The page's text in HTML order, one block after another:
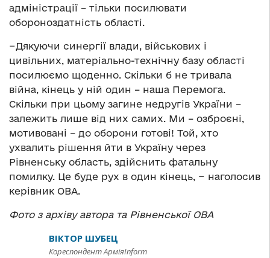
адміністрації – тільки посилювати
обороноздатність області.
−Дякуючи синергії влади, військових і
цивільних, матеріально-технічну базу області
посилюємо щоденно. Скільки б не тривала
війна, кінець у ній один – наша Перемога.
Скільки при цьому загине недругів України –
залежить лише від них самих. Ми – озброєні,
мотивовані – до оборони готові! Той, хто
ухвалить рішення йти в Україну через
Рівненську область, здійснить фатальну
помилку. Це буде рух в один кінець, − наголосив
керівник ОВА.
Фото з архіву автора та Рівненської ОВА
ВІКТОР ШУБЕЦ
Кореспондент АрміяInform